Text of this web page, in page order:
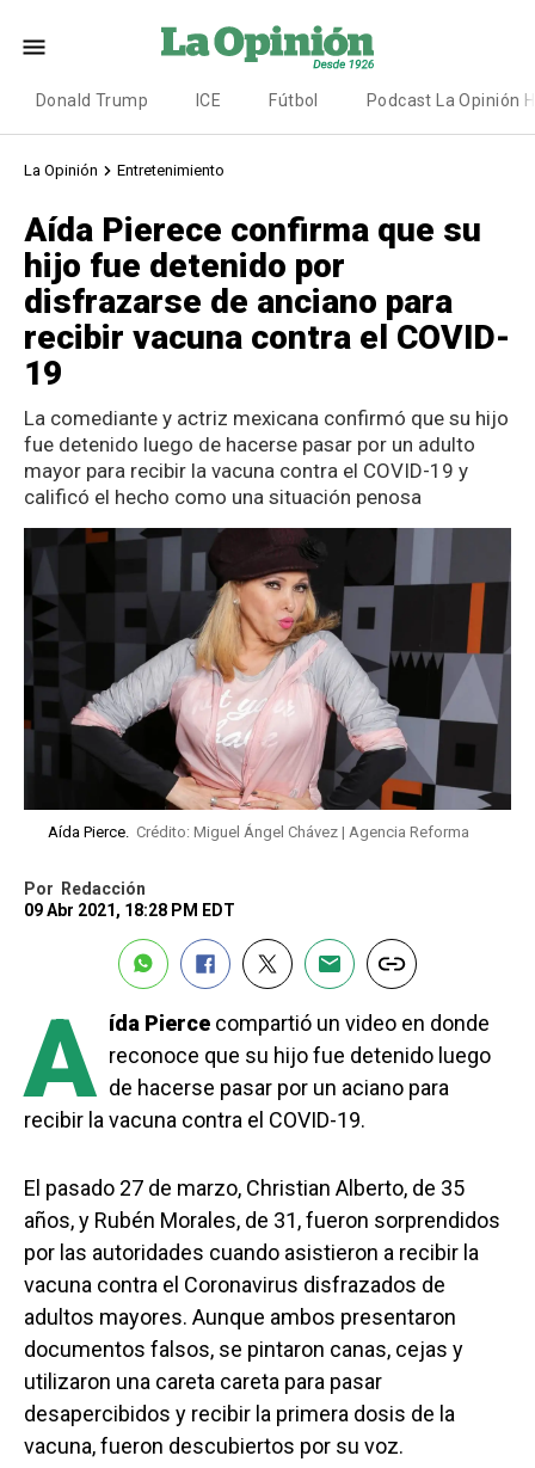
Donald Trump ICE Fútbol Podcast La Opinión
La Opinión Entretenimiento
Aída Pierece confirma que su
hijo fue detenido por
disfrazarse de anciano para
recibir vacuna contra el COVID-
19
La comediante y actriz mexicana confirmó que su hijo
fue detenido luego de hacerse pasar por un adulto
mayor para recibir la vacuna contra el COVID-19 y
calificó el hecho como una situación penosa
Aída Pierce. Crédito: Miguel Ángel Chávez | Agencia Reforma
Por
Redacción
09 Abr 2021, 18:28 PM EDT
A ída Pierce compartió un video en donde
reconoce que su hijo fue detenido luego
de hacerse pasar por un aciano para
recibir la vacuna contra el COVID-19.
El pasado 27 de marzo, Christian Alberto, de 35
años, y Rubén Morales, de 31, fueron sorprendidos
por las autoridades cuando asistieron a recibir la
vacuna contra el Coronavirus disfrazados de
adultos mayores. Aunque ambos presentaron
documentos falsos, se pintaron canas, cejas y
utilizaron una careta careta para pasar
desapercibidos y recibir la primera dosis de la
vacuna, fueron descubiertos por su voz.